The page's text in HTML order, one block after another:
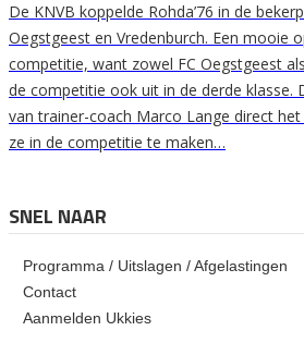
De KNVB koppelde Rohda’76 in de
Oegstgeest en Vredenburch. Een mooie
competitie, want zowel FC Oegstgeest
de competitie ook uit in de derde klasse.
van trainer-coach Marco Lange direct
ze in de competitie te maken…
SNEL NAAR
Programma / Uitslagen / Afgelastingen
Contact
Aanmelden Ukkies